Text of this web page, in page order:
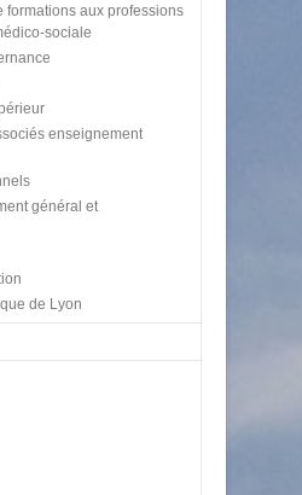
formations aux professions
sociale
enseignement
général et
de Lyon